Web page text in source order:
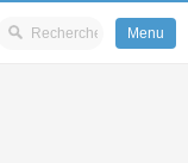
Menu